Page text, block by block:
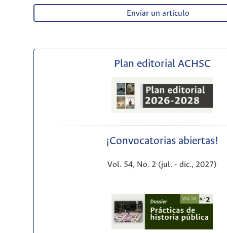
Enviar un artículo
Plan editorial ACHSC
¡Convocatorias abiertas!
Vol. 54, No. 2 (jul. - dic., 2027)